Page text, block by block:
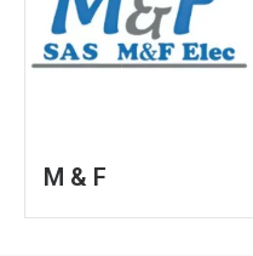
M & F